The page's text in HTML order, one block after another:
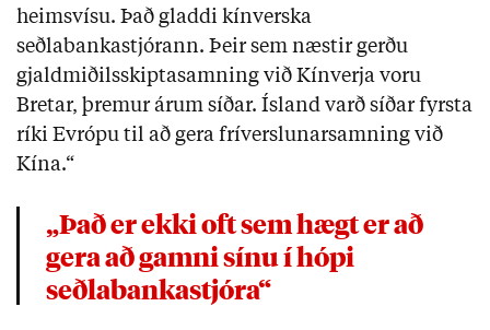
heimsvísu. Það gladdi kínverska
seðlabankastjórann. Þeir sem næstir gerðu
gjaldmiðilsskiptasamning við Kínverja voru
Bretar, þremur árum síðar. Ísland varð síðar fyrsta
ríki Evrópu til að gera fríverslunarsamning við
Kína.“
„Það er ekki oft sem hægt er að
gera að gamni sínu í hópi
seðlabankastjóra“